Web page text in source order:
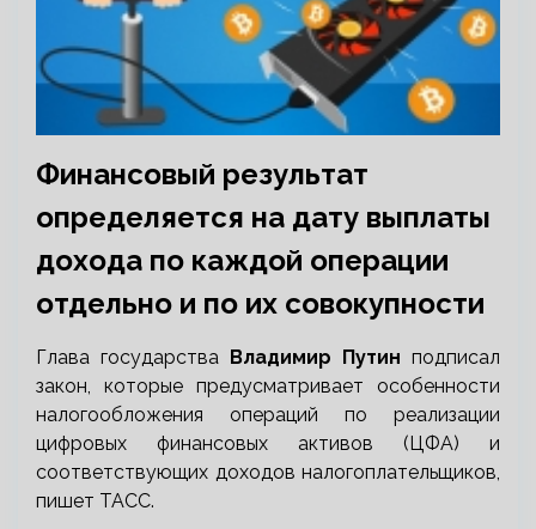
Финансовый результат
определяется на дату выплаты
дохода по каждой операции
отдельно и по их совокупности
Глава государства Владимир Путин подписал
закон, которые предусматривает особенности
налогообложения операций по реализации
цифровых финансовых активов (ЦФА) и
соответствующих доходов налогоплательщиков,
пишет ТАСС.